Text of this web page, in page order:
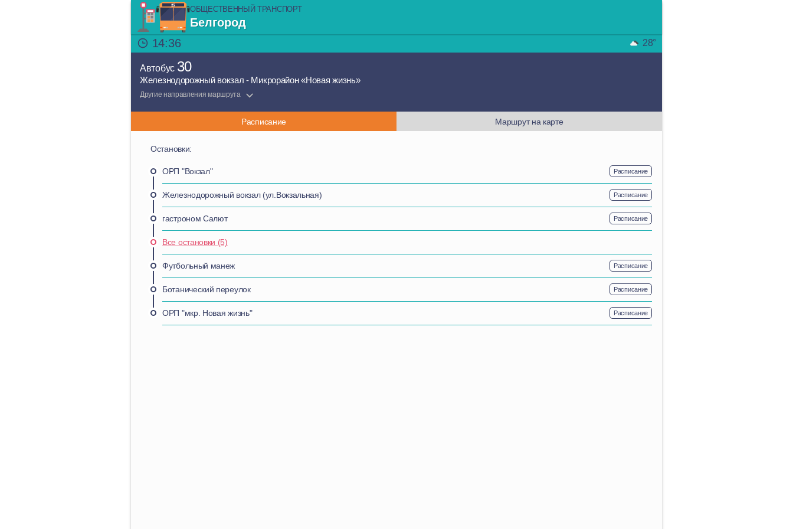
ОБЩЕСТВЕННЫЙ ТРАНСПОРТ
Белгород
14:36
28°
Автобус 30
Железнодорожный вокзал - Микрорайон «Новая жизнь»
Другие направления маршрута
Расписание Маршрут на карте
Остановки:
ОРП "Вокзал" Расписание
Железнодорожный вокзал (ул.Вокзальная) Расписание
гастроном Салют Расписание
Все остановки (5)
Футбольный манеж Расписание
Ботанический переулок Расписание
ОРП "мкр. Новая жизнь" Расписание